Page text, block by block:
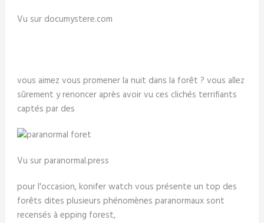
Vu sur documystere.com
vous aimez vous promener la nuit dans la forêt ? vous allez
sûrement y renoncer après avoir vu ces clichés terrifiants
captés par des
Vu sur paranormal.press
pour l'occasion, konifer watch vous présente un top des
forêts dites plusieurs phénomènes paranormaux sont
recensés à epping forest,